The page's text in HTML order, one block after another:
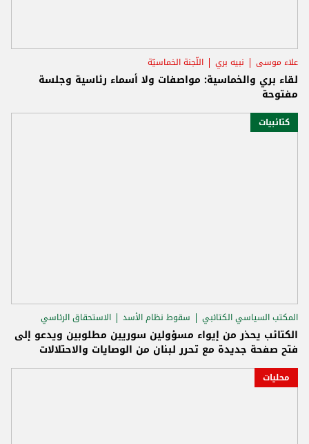
علاء موسى نبيه بري اللّجنة الخماسيّة
لقاء بري والخماسية: مواصفات ولا أسماء رئاسية وجلسة
مفتوحة
كتائبيات
المكتب السياسي الكتائبي سقوط نظام الأسد الاستحقاق الرئاسي
الكتائب يحذر من إيواء مسؤولين سوريين مطلوبين ويدعو إلى
فتح صفحة جديدة مع تحرر لبنان من الوصايات والاحتلالات
محليات